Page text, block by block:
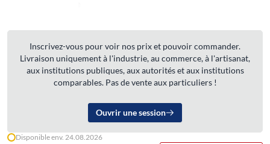
Inscrivez-vous pour voir nos prix et pouvoir commander.
Livraison uniquement à l'industrie, au commerce, à l'artisanat,
aux institutions publiques, aux autorités et aux institutions
comparables. Pas de vente aux particuliers !
Ouvrir une session
Disponible env. 24.08.2026